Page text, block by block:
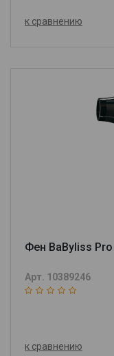
к сравнению
Фен BaByliss Pro
Арт. 10389246
к сравнению